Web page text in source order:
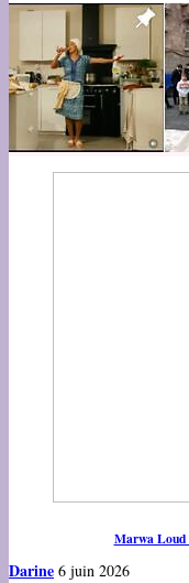
Marwa Loud
Darine 6 juin 2026